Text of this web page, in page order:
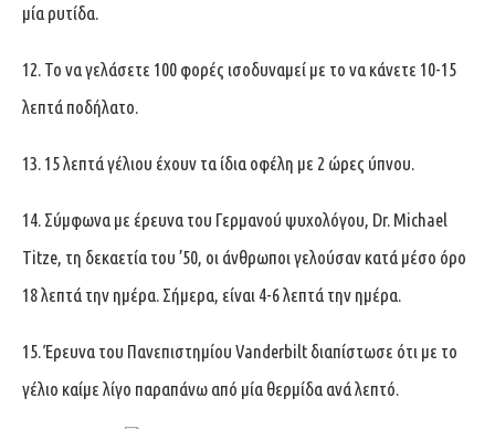
μία ρυτίδα.
12. Το να γελάσετε 100 φορές ισοδυναμεί με το να κάνετε 10-15
λεπτά ποδήλατο.
13. 15 λεπτά γέλιου έχουν τα ίδια οφέλη με 2 ώρες ύπνου.
14. Σύμφωνα με έρευνα του Γερμανού ψυχολόγου, Dr. Michael
Titze, τη δεκαετία του ’50, οι άνθρωποι γελούσαν κατά μέσο όρο
18 λεπτά την ημέρα. Σήμερα, είναι 4-6 λεπτά την ημέρα.
15. Έρευνα του Πανεπιστημίου Vanderbilt διαπίστωσε ότι με το
γέλιο καίμε λίγο παραπάνω από μία θερμίδα ανά λεπτό.